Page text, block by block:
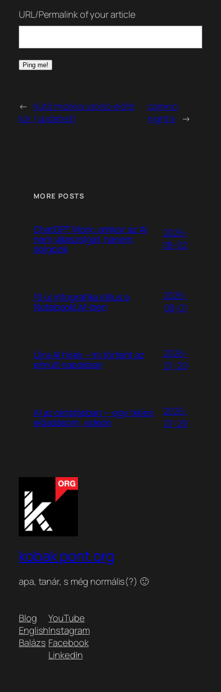
URL/Permalink of your article
← hűtő mizéria utolsó előtti
kör (updated)
camino
nightly →
MORE POSTS
ChatGPT Work: amikor az AI
nem válaszolgat, hanem
dolgozik
2026-
08-02
10 új infografika stílus a
NotebookLM-ben
2026-
08-01
Újra AI hírek – mi történt az
elmúlt napokban
2026-
07-29
AI az oktatásban — egy teljes
előadásom, videón
2026-
07-29
kobak pont org
apa, tanár, s még normális(?) 🙂
Blog
English
Balázs
YouTube
Instagram
Facebook
LinkedIn